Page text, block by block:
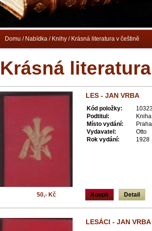
Krásná
LES - JAN VRBA
Kód položky:
Podtitul:
Místo vydání:
Praha
Vydavatel:
Otto
Rok vydání:
1928
Koupit Detail
50,- Kč
LESÁCI - JAN VRBA
Domu / Nabídka / Knihy / Krásná literatura v češtině